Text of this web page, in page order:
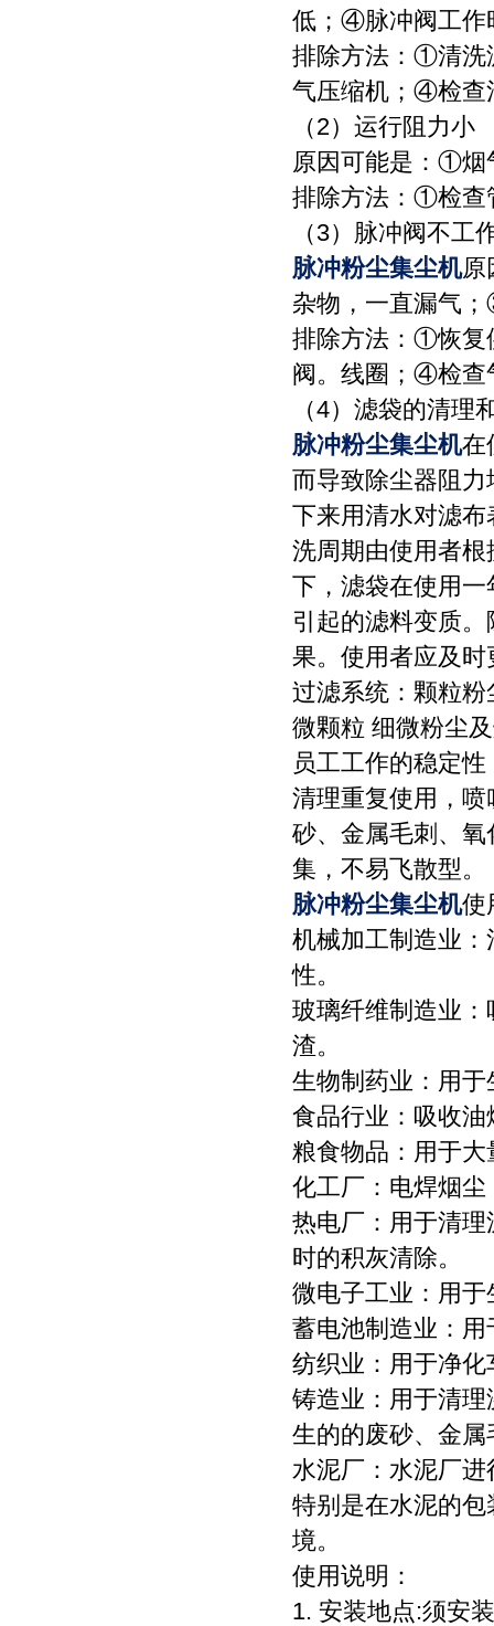
低；④脉冲阀工作
排除方法：①清洗
气压缩机；④检查
（2）运行阻力小
原因可能是：①
排除方法：①检查
（3）脉冲阀不工
脉冲粉尘集尘机原
杂物，一直漏气
排除方法：①恢复
阀。线圈；④检查
（4）滤袋的清理
脉冲粉尘集尘机在
而导致除尘器阻
下来用清水对滤
洗周期由使用者
下，滤袋在使用
引起的滤料变质
果。使用者应及
过滤系统：颗粒
微颗粒 细微粉尘
员工工作的稳定
清理重复使用，
砂、金属毛刺、
集，不易飞散型。
脉冲粉尘集尘机使
机械加工制造业
性。
玻璃纤维制造业
渣。
生物制药业：用
食品行业：吸收
粮食物品：用于
化工厂：电焊烟
热电厂：用于清
时的积灰清除。
微电子工业：用
蓄电池制造业：
纺织业：用于净
铸造业：用于清
生的的废砂、金
水泥厂：水泥厂
特别是在水泥的
境。
使用说明：
1. 安装地点:须安